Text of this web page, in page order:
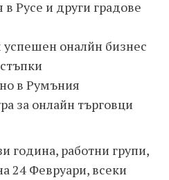
Русе и други градове
оналйн бизнес
в Румъния
за онлайн търговци
година, работни групи,
24 Февруари, всеки